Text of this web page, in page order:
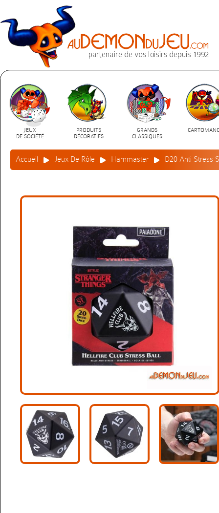
JEUX
DE SOCIÉTÉ
PRODUITS
DÉCORATIFS
GRANDS
CLASSIQUES
Accueil Jeux De Rôle Harnmaster D20 Anti Stress